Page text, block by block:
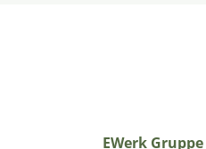
EWerk Gruppe